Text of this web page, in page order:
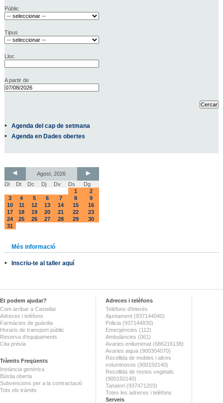
Públic
Tipus
Lloc
A partir de
Agenda del cap de setmana
Agenda en Dades obertes
Agost, 2026
Dl
Dt Dc Dj Dv Ds
Dg
1
2
3
4 5 6 7 8
9
10
11 12 13 14 15
16
17
18 19 20 21 22
23
24
25 26 27 28 29
30
31
Més informació
Inscriu-te al taller aquí
Et podem ajudar?
Com arribar a Castellar
Adreces i telèfons
Farmàcies de guàrdia
Horaris de transport públic
Reserva d'equipaments
Cita prèvia
Tràmits Freqüents
Instància genèrica
Bústia oberta
Subvencions per a la contractació
Tots els tràmits
Adreces i telèfons
Telèfons d'interès
Ajuntament (937144040)
Policia (937144830)
Emergències (112)
Ambulàncies (061)
Avaries enllumenat (686216138)
Avaries aigua (900304070)
Recollida de mobles i altres
voluminosos (900150140)
Recollida de restes vegetals
(900150140)
Tanatori (937471203)
Totes les adreces i telèfons
Serveis